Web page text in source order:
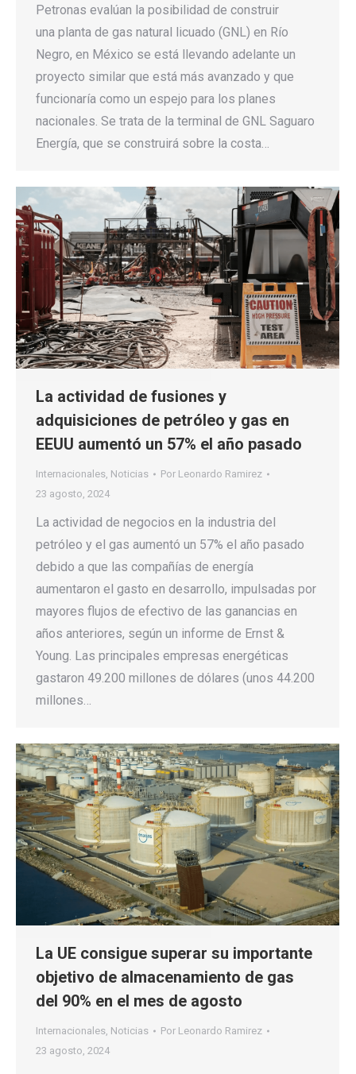
Petronas evalúan la posibilidad de construir
una planta de gas natural licuado (GNL) en Río
Negro, en México se está llevando adelante un
proyecto similar que está más avanzado y que
funcionaría como un espejo para los planes
nacionales. Se trata de la terminal de GNL Saguaro
Energía, que se construirá sobre la costa…
La actividad de fusiones y
adquisiciones de petróleo y gas en
EEUU aumentó un 57% el año pasado
Internacionales, Noticias Por Leonardo Ramirez
23 agosto, 2024
La actividad de negocios en la industria del
petróleo y el gas aumentó un 57% el año pasado
debido a que las compañías de energía
aumentaron el gasto en desarrollo, impulsadas por
mayores flujos de efectivo de las ganancias en
años anteriores, según un informe de Ernst &
Young. Las principales empresas energéticas
gastaron 49.200 millones de dólares (unos 44.200
millones…
La UE consigue superar su importante
objetivo de almacenamiento de gas
del 90% en el mes de agosto
Internacionales, Noticias Por Leonardo Ramirez
23 agosto, 2024